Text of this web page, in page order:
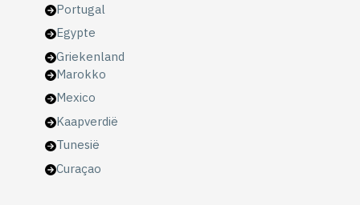
Portugal
Egypte
Griekenland
Marokko
Mexico
Kaapverdië
Tunesië
Curaçao